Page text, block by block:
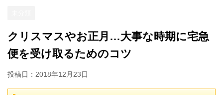
クリスマスやお正月…大事な時期に宅急
便を受け取るためのコツ
投稿日： 2018年12月23日